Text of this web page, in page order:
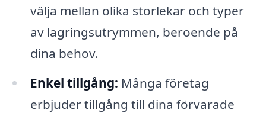
välja mellan olika storlekar och typer
av lagringsutrymmen, beroende på
dina behov.
Enkel tillgång: Många företag
erbjuder tillgång till dina förvarade